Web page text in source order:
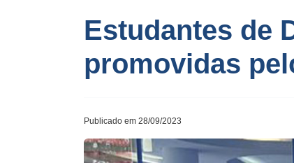
Estudantes de
promovidas
Publicado em 28/09/2023